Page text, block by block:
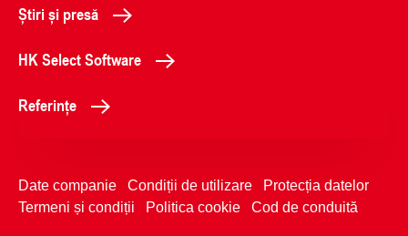
Știri și presă
HK Select Software
Referințe
Date companie Condiții de utilizare
Protecția datelor
Termeni și condiții
Politica cookie Cod de conduită
0214103000 Contactați-ne